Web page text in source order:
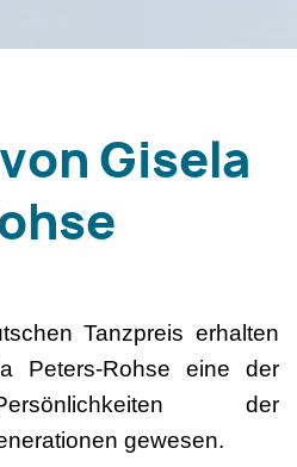
Gisela
Tanzpreis erhalten
Peters-Rohse eine der
der
gewesen.